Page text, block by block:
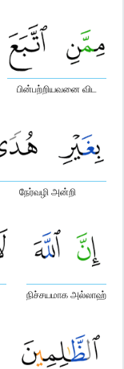
பின்பற்றியவனை விட
நேர்வழி அன்றி
நிச்சயமாக அல்லாஹ்